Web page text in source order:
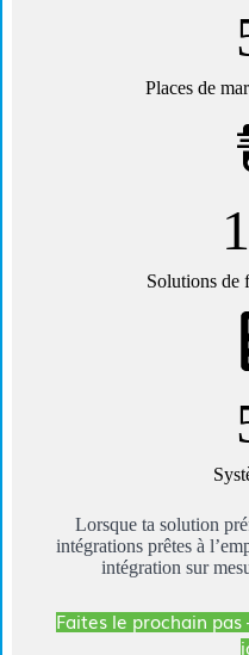
Places de
Solutions de
Lorsque ta solution
intégrations prêtes à
intégration sur
Faites le prochain